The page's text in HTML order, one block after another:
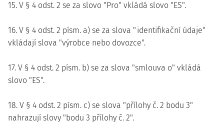
15. V § 4 odst. 2 se za slovo "Pro" vkládá slovo "ES".
16. V § 4 odst. 2 písm. a) se za slova "identifikační údaje"
vkládají slova "výrobce nebo dovozce".
17. V § 4 odst. 2 písm. b) se za slova "smlouva o" vkládá
slovo "ES".
18. V § 4 odst. 2 písm. c) se slova "přílohy č. 2 bodu 3"
nahrazují slovy "bodu 3 přílohy č. 2".